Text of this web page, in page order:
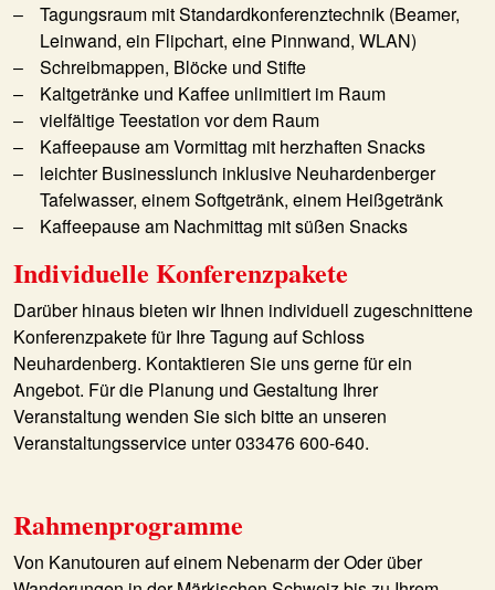
Tagungsraum mit Standardkonferenztechnik (Beamer,
Leinwand, ein Flipchart, eine Pinnwand, WLAN)
Schreibmappen, Blöcke und Stifte
Kaltgetränke und Kaffee unlimitiert im Raum
vielfältige Teestation vor dem Raum
Kaffeepause am Vormittag mit herzhaften Snacks
leichter Businesslunch inklusive Neuhardenberger
Tafelwasser, einem Softgetränk, einem Heißgetränk
Kaffeepause am Nachmittag mit süßen Snacks
Individuelle Konferenzpakete
Darüber hinaus bieten wir Ihnen individuell zugeschnittene
Konferenzpakete für Ihre Tagung auf Schloss
Neuhardenberg. Kontaktieren Sie uns gerne für ein
Angebot. Für die Planung und Gestaltung Ihrer
Veranstaltung wenden Sie sich bitte an unseren
Veranstaltungsservice unter 033476 600-640.
Rahmenprogramme
Von Kanutouren auf einem Nebenarm der Oder über